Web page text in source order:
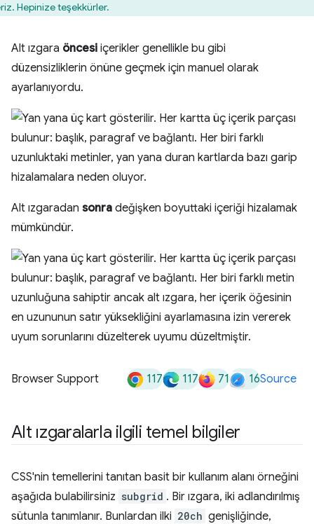
Hepinize teşekkürler.
Alt ızgara öncesi içerikler genellikle bu gibi
düzensizliklerin önüne geçmek için manuel olarak
ayarlanıyordu.
Alt ızgaradan sonra değişken boyuttaki içeriği hizalamak
mümkündür.
Browser Support 117 117 71 16Source
Alt ızgaralarla ilgili temel bilgiler
CSS'nin temellerini tanıtan basit bir kullanım alanı örneğini
aşağıda bulabilirsiniz subgrid . Bir ızgara, iki adlandırılmış
sütunla tanımlanır. Bunlardan ilki 20ch genişliğinde,